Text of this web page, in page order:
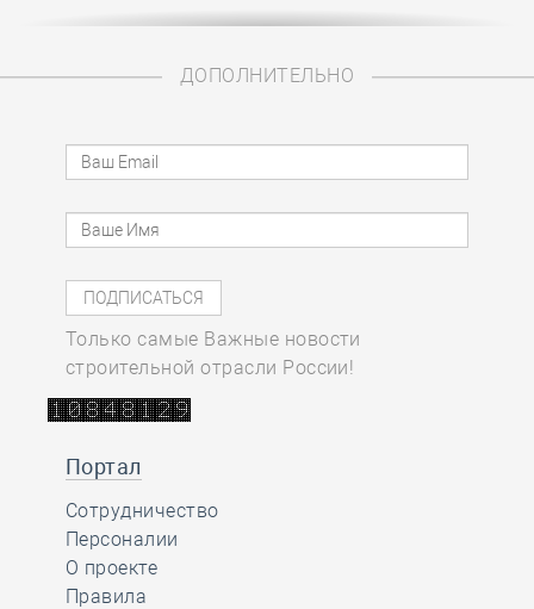
ДОПОЛНИТЕЛЬНО
Только самые Важные новости
строительной отрасли России!
Портал
Сотрудничество
Персоналии
О проекте
Правила